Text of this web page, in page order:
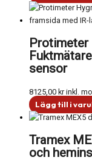
sensor
8125,00 kr inkl.
Lägg till i
Tramex
och